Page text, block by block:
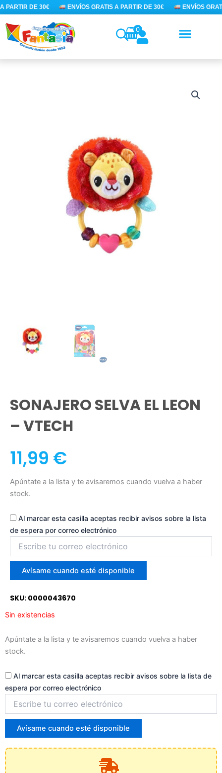
Ir
al
contenido
PARTIR DE 30€ ENVÍOS GRATIS A PARTIR DE 30€ ENVÍOS
0
SONAJERO SELVA EL LEON
– VTECH
11,99 €
Apúntate a la lista y te avisaremos cuando vuelva a haber
stock.
Al marcar esta casilla aceptas recibir avisos sobre la lista
de espera por correo electrónico
correo
para
unirte
la
lista
de
Avísame cuando esté disponible
SKU: 0000043670
Sin existencias
Apúntate a la lista y te avisaremos cuando vuelva a haber
stock.
Al marcar esta casilla aceptas recibir avisos sobre la lista de
espera por correo electrónico
correo
para
unirte
a
la
lista
Avísame cuando esté disponible